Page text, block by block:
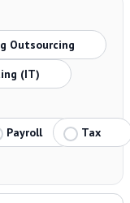
Outsourcing
(IT)
Payroll
Tax